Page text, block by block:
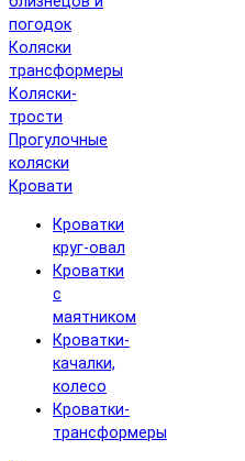
погодок
Коляски
трансформеры
Коляски-
трости
Прогулочные
коляски
Кровати
Кроватки
круг-овал
Кроватки
с
маятником
Кроватки-
качалки,
колесо
Кроватки-
трансформеры